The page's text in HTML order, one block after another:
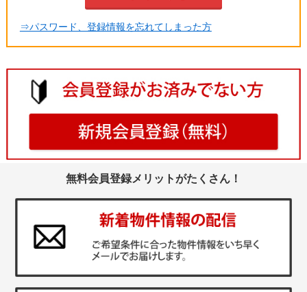
⇒パスワード、登録情報を忘れてしまった方
無料会員登録メリットがたくさん！